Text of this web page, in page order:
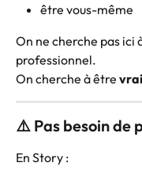
être vous-même
On ne cherche pas
professionnel.
On cherche à être vrai
⚠️ Pas besoin de
En Story :